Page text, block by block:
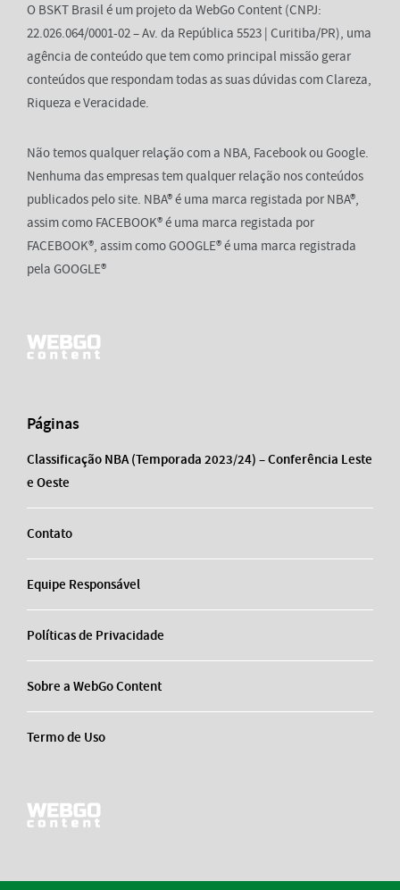
O BSKT Brasil é um projeto da WebGo Content (CNPJ:
22.026.064/0001-02 – Av. da República 5523 | Curitiba/PR), uma
agência de conteúdo que tem como principal missão gerar
conteúdos que respondam todas as suas dúvidas com Clareza,
Riqueza e Veracidade.
Não temos qualquer relação com a NBA, Facebook ou Google.
Nenhuma das empresas tem qualquer relação nos conteúdos
publicados pelo site. NBA® é uma marca registada por NBA®,
assim como FACEBOOK® é uma marca registada por
FACEBOOK®, assim como GOOGLE® é uma marca registrada
pela GOOGLE®
Páginas
Classificação NBA (Temporada 2023/24) – Conferência Leste
e Oeste
Contato
Equipe Responsável
Políticas de Privacidade
Sobre a WebGo Content
Termo de Uso